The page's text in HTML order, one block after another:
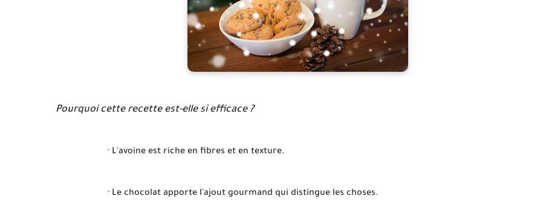
Pourquoi cette recette est-elle si efficace ?
· L'avoine est riche en fibres et en texture.
· Le chocolat apporte l'ajout gourmand qui distingue les choses.